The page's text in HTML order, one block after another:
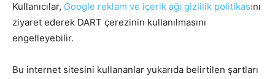
Kullanıcılar, Google reklam ve içerik ağı gizlilik politikasını
ziyaret ederek DART çerezinin kullanılmasını
engelleyebilir.
Bu internet sitesini kullananlar yukarıda belirtilen şartları